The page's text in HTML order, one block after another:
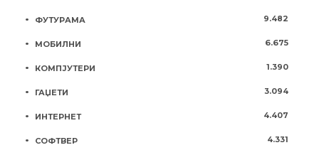
ФУТУРАМА 9.482
МОБИЛНИ 6.675
КОМПЈУТЕРИ 1.390
ГАЏЕТИ 3.094
ИНТЕРНЕТ 4.407
СОФТВЕР 4.331